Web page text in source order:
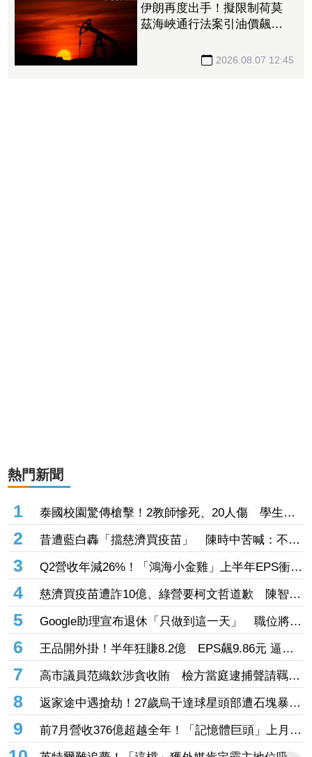
伊朗再度出手！擬限制荷莫
茲海峽通行法案引油價飆
2026.08.07 12:45
熱門新聞
1
泰國校園驚傳槍擊！2教師慘死、20人傷 學生槍
手教室內身亡
2
昔遭藍白轟「擋慈濟買疫苗」 陳時中苦喊：不實
指控者應道歉
3
Q2營收年減26%！「鴻海小金雞」上半年EPS衝上
1.1元 布局「這些領域」做突圍利器
4
慈濟買疫苗遭詐10億、綠營要柯文哲道歉 陳智菡
轟「竹篙接菜刀」：混為一談太荒謬
5
Google助理宣布退休「只做到這一天」 職位將由
Gemini接下
6
王品開外掛！半年狂賺8.2億 EPS飆9.86元 逼近
「1股本」創新高
7
高市議員范織欽涉貪收賄 檢方當庭逮捕聲請羈押
禁見
8
返家途中遇搶劫！27歲烏干達球星頭部遭石塊暴打
慘死 曾率隊奪聯賽冠軍
9
前7月營收376億超越全年！「記憶體巨頭」上月年
增飆308% 股價徘徊300大關前